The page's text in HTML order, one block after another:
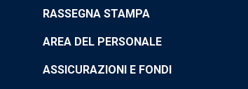
RASSEGNA STAMPA
AREA DEL PERSONALE
ASSICURAZIONI E FONDI